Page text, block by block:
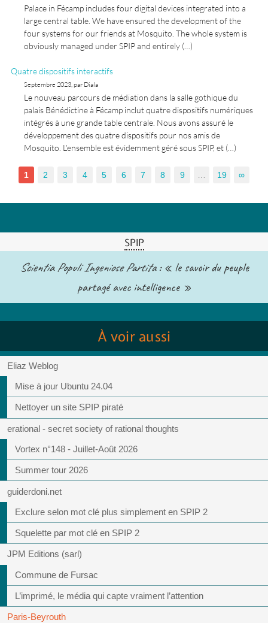
Palace in Fécamp includes four digital devices integrated into a
large central table. We have ensured the development of the
four systems for our friends at Mosquito. The whole system is
obviously managed under SPIP and entirely (…)
Quatre dispositifs interactifs
Septembre 2023, par Diala
Le nouveau parcours de médiation dans la salle gothique du
palais Bénédictine à Fécamp inclut quatre dispositifs numériques
intégrés à une grande table centrale. Nous avons assuré le
développement des quatre dispositifs pour nos amis de
Mosquito. L’ensemble est évidemment géré sous SPIP, et (…)
1 2 3 4 5 6 7 8 9 19 ∞
SPIP
Scientia Populi Ingeniose Partita: « le savoir du peuple
partagé avec intelligence »
À voir aussi
Eliaz Weblog
Mise à jour Ubuntu 24.04
Nettoyer un site SPIP piraté
erational - secret society of rational thoughts
Vortex n°148 - Juillet-Août 2026
Summer tour 2026
guiderdoni.net
Exclure selon mot clé plus simplement en SPIP 2
Squelette par mot clé en SPIP 2
JPM Editions (sarl)
Commune de Fursac
L’imprimé, le média qui capte vraiment l’attention
Paris-Beyrouth